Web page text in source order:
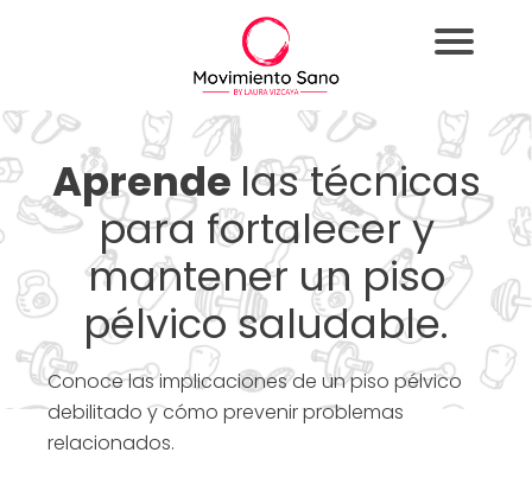
Aprende las técnicas
para fortalecer y
mantener un piso
pélvico saludable.
Conoce las implicaciones de un piso pélvico
debilitado y cómo prevenir problemas
relacionados.